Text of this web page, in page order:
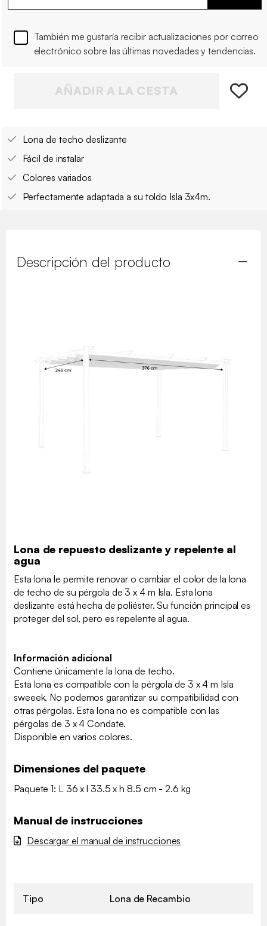
También me gustaría recibir actualizaciones por correo
electrónico sobre las últimas novedades y tendencias.
AÑADIR A LA CESTA
Lona de techo deslizante
Fácil de instalar
Colores variados
Perfectamente adaptada a su toldo Isla 3x4m.
Descripción del producto
Lona de repuesto deslizante y repelente al
agua
Esta lona le permite renovar o cambiar el color de la lona
de techo de su pérgola de 3 x 4 m Isla. Esta lona
deslizante está hecha de poliéster. Su función principal es
proteger del sol, pero es repelente al agua.
Información adicional
Contiene únicamente la lona de techo.
Esta lona es compatible con la pérgola de 3 x 4 m Isla
sweeek. No podemos garantizar su compatibilidad con
otras pérgolas. Esta lona no es compatible con las
pérgolas de 3 x 4 Condate.
Disponible en varios colores.
Dimensiones del paquete
Paquete 1: L 36 x l 33.5 x h 8.5 cm - 2.6 kg
Manual de instrucciones
Descargar el manual de instrucciones
Tipo Lona de Recambio